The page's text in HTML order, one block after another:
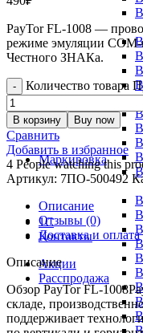
Маркировка
1С
Контакты
Акции
Расспродажа
PayTor FL-1008 —
режиме эмуляции COM-
Честного ЗНАКа.
Количество товара
В корзину Buy now
Сравнить
Добавить в избранное
4 People watching this
Артикул: 7ПО-500492
Описание
Отзывы (0)
Доставка и оплата
Описание
Обзор PayTor FL-
складе,
поддерживает